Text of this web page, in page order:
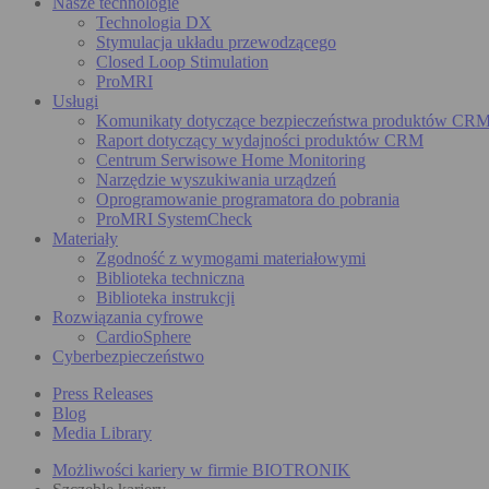
Technologia DX
Stymulacja układu przewodzącego
Closed Loop Stimulation
ProMRI
Usługi
Komunikaty dotyczące bezpieczeństwa produktów
Raport dotyczący wydajności produktów CRM
Centrum Serwisowe Home Monitoring
Narzędzie wyszukiwania urządzeń
Oprogramowanie programatora do pobrania
ProMRI SystemCheck
Materiały
Zgodność z wymogami materiałowymi
Biblioteka techniczna
Biblioteka instrukcji
Rozwiązania cyfrowe
CardioSphere
Cyberbezpieczeństwo
Press Releases
Blog
Media Library
Możliwości kariery w firmie BIOTRONIK